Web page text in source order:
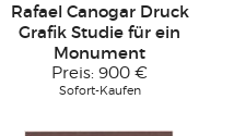
Rafael Canogar Druck
Grafik Studie für ein
Monument
Preis: 900 €
Sofort-Kaufen